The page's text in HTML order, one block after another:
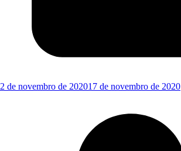
2 de novembro de 202017 de novembro de 2020